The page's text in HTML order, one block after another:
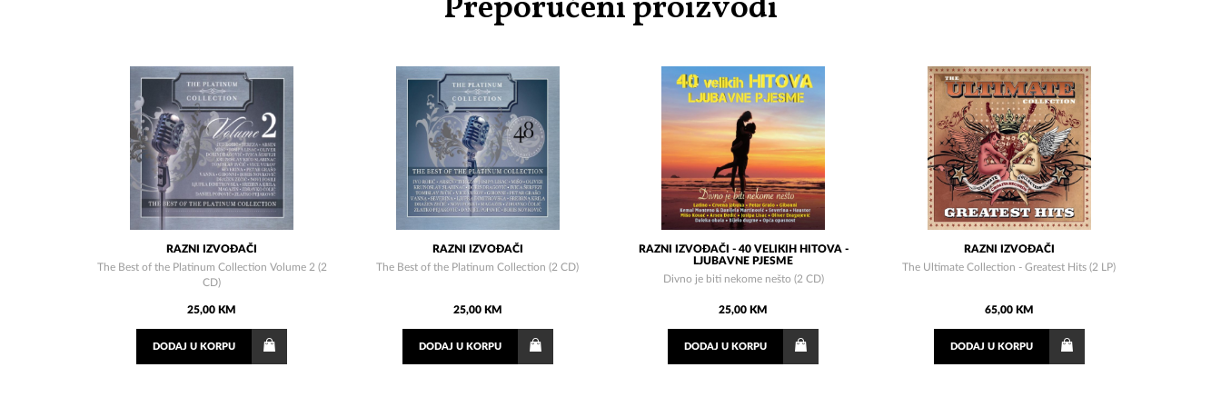
Preporučeni proizvodi
RAZNI IZVOĐAČI
The Best of the Platinum Collection Volume 2 (2
CD)
25,00 KM
DODAJ U KORPU
RAZNI IZVOĐAČI
The Best of the Platinum Collection (2 CD)
25,00 KM
DODAJU KORPU
RAZNI IZVOĐAČI - 40 VELIKIH HITOVA -
LJUBAVNE PJESME
Divno je biti nekome nešto (2 CD)
25,00 KM
DODAJ U KORPU
RAZNI IZVOĐAČI
The Ultimate Collection - Greatest Hits (2 LP)
65,00 KM
DODAJU KORPU